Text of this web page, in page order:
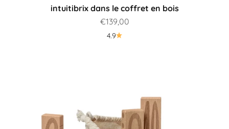
intuitibrix dans le coffret en bois
Prix de vente
€139,00
4.9